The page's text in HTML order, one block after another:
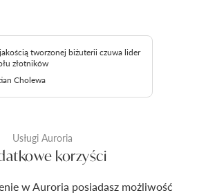
tworzonej biżuterii czuwa lider
złotników
Cholewa
Usługi Auroria
korzyści
w Auroria posiadasz możliwość